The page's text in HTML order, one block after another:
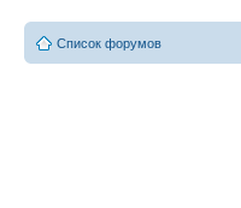
Список форумов